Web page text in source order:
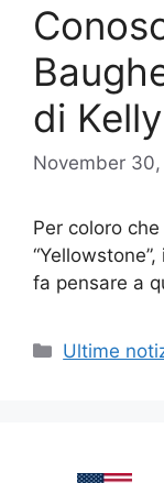
di
November
Per coloro
fa pensare a
Categories
Ultime